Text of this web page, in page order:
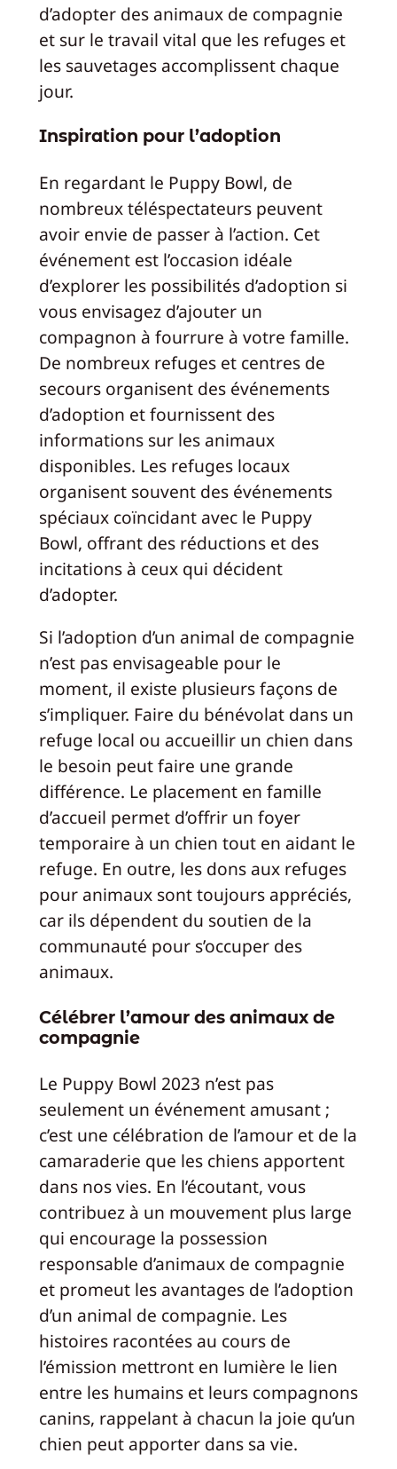
d’adopter des animaux de compagnie
et sur le travail vital que les refuges et
les sauvetages accomplissent chaque
jour.
Inspiration pour l’adoption
En regardant le Puppy Bowl, de
nombreux téléspectateurs peuvent
avoir envie de passer à l’action. Cet
événement est l’occasion idéale
d’explorer les possibilités d’adoption si
vous envisagez d’ajouter un
compagnon à fourrure à votre famille.
De nombreux refuges et centres de
secours organisent des événements
d’adoption et fournissent des
informations sur les animaux
disponibles. Les refuges locaux
organisent souvent des événements
spéciaux coïncidant avec le Puppy
Bowl, offrant des réductions et des
incitations à ceux qui décident
d’adopter.
Si l’adoption d’un animal de compagnie
n’est pas envisageable pour le
moment, il existe plusieurs façons de
s’impliquer. Faire du bénévolat dans un
refuge local ou accueillir un chien dans
le besoin peut faire une grande
différence. Le placement en famille
d’accueil permet d’offrir un foyer
temporaire à un chien tout en aidant le
refuge. En outre, les dons aux refuges
pour animaux sont toujours appréciés,
car ils dépendent du soutien de la
communauté pour s’occuper des
animaux.
Célébrer l’amour des animaux de
compagnie
Le Puppy Bowl 2023 n’est pas
seulement un événement amusant ;
c’est une célébration de l’amour et de la
camaraderie que les chiens apportent
dans nos vies. En l’écoutant, vous
contribuez à un mouvement plus large
qui encourage la possession
responsable d’animaux de compagnie
et promeut les avantages de l’adoption
d’un animal de compagnie. Les
histoires racontées au cours de
l’émission mettront en lumière le lien
entre les humains et leurs compagnons
canins, rappelant à chacun la joie qu’un
chien peut apporter dans sa vie.